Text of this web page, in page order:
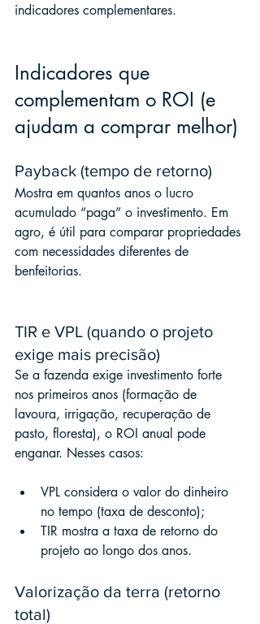
indicadores complementares.
Indicadores que
complementam o ROI (e
ajudam a comprar melhor)
Payback (tempo de retorno)
Mostra em quantos anos o lucro
acumulado “paga” o investimento. Em
agro, é útil para comparar propriedades
com necessidades diferentes de
benfeitorias.
TIR e VPL (quando o projeto
exige mais precisão)
Se a fazenda exige investimento forte
nos primeiros anos (formação de
lavoura, irrigação, recuperação de
pasto, floresta), o ROI anual pode
enganar. Nesses casos:
VPL considera o valor do dinheiro
no tempo (taxa de desconto);
TIR mostra a taxa de retorno do
projeto ao longo dos anos.
Valorização da terra (retorno
total)